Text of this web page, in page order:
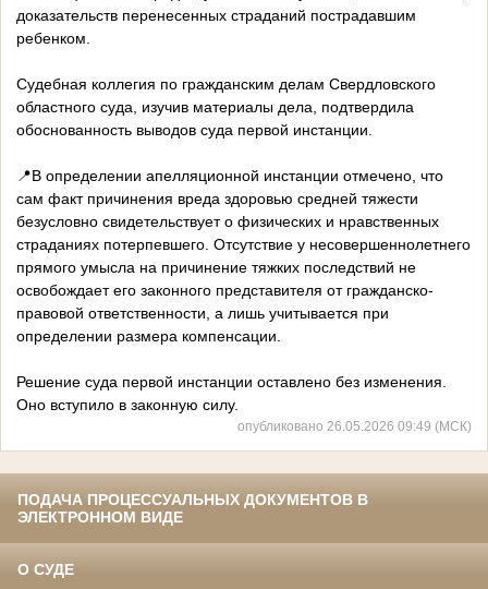
доказательств перенесенных страданий пострадавшим
ребенком.
Судебная коллегия по гражданским делам Свердловского
областного суда, изучив материалы дела, подтвердила
обоснованность выводов суда первой инстанции.
📍В определении апелляционной инстанции отмечено, что
сам факт причинения вреда здоровью средней тяжести
безусловно свидетельствует о физических и нравственных
страданиях потерпевшего. Отсутствие у несовершеннолетнего
прямого умысла на причинение тяжких последствий не
освобождает его законного представителя от гражданско-
правовой ответственности, а лишь учитывается при
определении размера компенсации.
Решение суда первой инстанции оставлено без изменения.
Оно вступило в законную силу.
опубликовано 26.05.2026 09:49 (МСК)
ПОДАЧА ПРОЦЕССУАЛЬНЫХ ДОКУМЕНТОВ В
ЭЛЕКТРОННОМ ВИДЕ
О СУДЕ